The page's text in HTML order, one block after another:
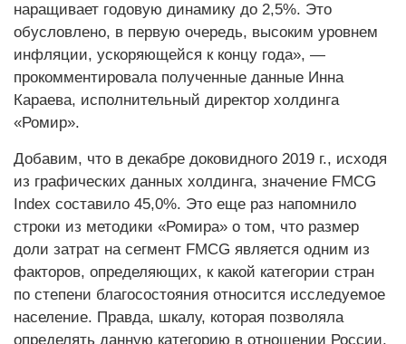
наращивает годовую динамику до 2,5%. Это
обусловлено, в первую очередь, высоким уровнем
инфляции, ускоряющейся к концу года», —
прокомментировала полученные данные Инна
Караева, исполнительный директор холдинга
«Ромир».
Добавим, что в декабре доковидного 2019 г., исходя
из графических данных холдинга, значение FMCG
Index составило 45,0%. Это еще раз напомнило
строки из методики «Ромира» о том, что размер
доли затрат на сегмент FMCG является одним из
факторов, определяющих, к какой категории стран
по степени благосостояния относится исследуемое
население. Правда, шкалу, которая позволяла
определять данную категорию в отношении России,